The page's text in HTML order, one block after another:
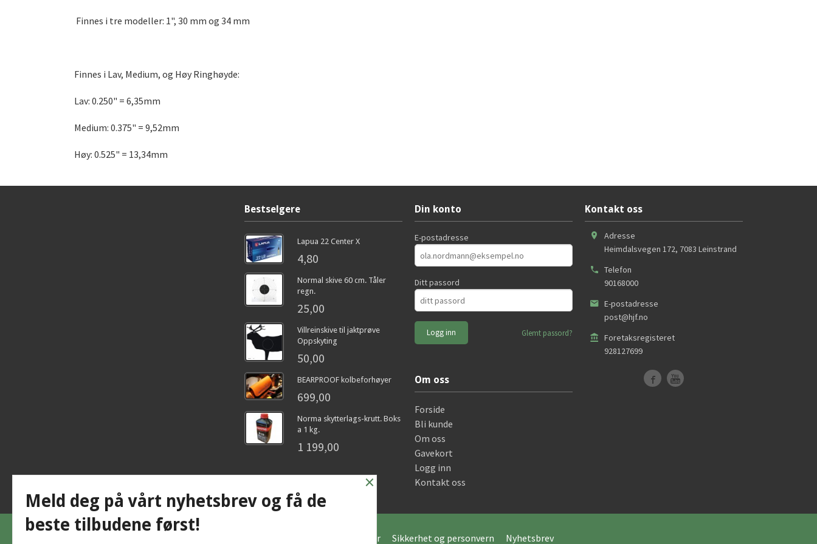
Finnes i tre modeller: 1", 30 mm og 34 mm
Finnes i Lav, Medium, og Høy Ringhøyde:
Lav: 0.250" = 6,35mm
Medium: 0.375" = 9,52mm
Høy: 0.525" = 13,34mm
Bestselgere
Lapua 22 Center X
4,80
Normal skive 60 cm. Tåler
regn.
25,00
Villreinskive til jaktprøve
Oppskyting
50,00
BEARPROOF kolbeforhøyer
699,00
Norma skytterlags-krutt. Boks
a 1 kg.
1 199,00
Din konto
E-postadresse
Ditt passord
Glemt passord?
Om oss
Forside
Bli kunde
Om oss
Gavekort
Logg inn
Kontakt oss
Kontakt oss
Adresse
Heimdalsvegen 172, 7083 Leinstrand
Telefon
90168000
E-postadresse
post@hjf.no
Foretaksregisteret
928127699
Kjøpsbetingelser Sikkerhet og personvern Nyhetsbrev
×
Meld deg på vårt nyhetsbrev og få de
beste tilbudene først!